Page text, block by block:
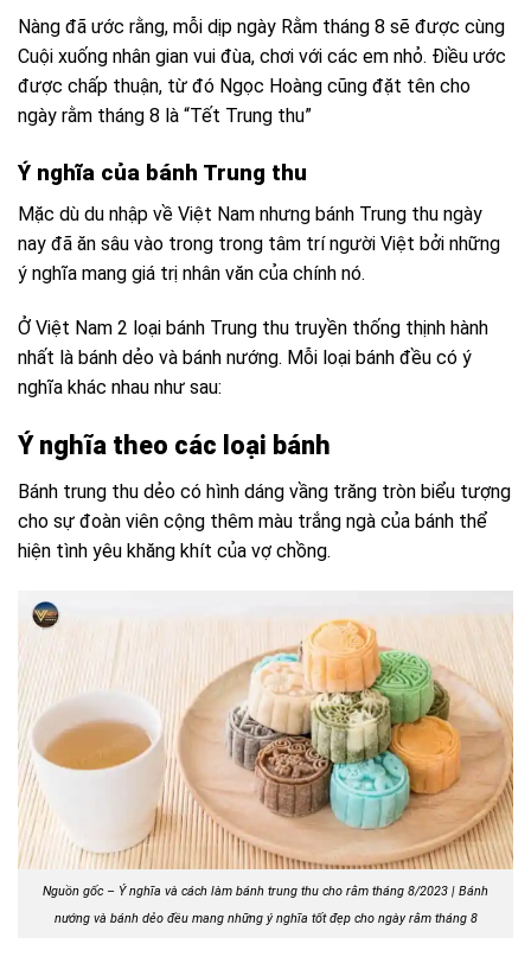
Nàng đã ước rằng, mỗi dịp ngày Rằm tháng 8 sẽ được cùng
Cuội xuống nhân gian vui đùa, chơi với các em nhỏ. Điều ước
được chấp thuận, từ đó Ngọc Hoàng cũng đặt tên cho
ngày rằm tháng 8 là “Tết Trung thu”
Ý nghĩa của bánh Trung thu
Mặc dù du nhập về Việt Nam nhưng bánh Trung thu ngày
nay đã ăn sâu vào trong trong tâm trí người Việt bởi những
ý nghĩa mang giá trị nhân văn của chính nó.
Ở Việt Nam 2 loại bánh Trung thu truyền thống thịnh hành
nhất là bánh dẻo và bánh nướng. Mỗi loại bánh đều có ý
nghĩa khác nhau như sau:
Ý nghĩa theo các loại bánh
Bánh trung thu dẻo có hình dáng vầng trăng tròn biểu tượng
cho sự đoàn viên cộng thêm màu trắng ngà của bánh thể
hiện tình yêu khăng khít của vợ chồng.
Nguồn gốc – Ý nghĩa và cách làm bánh trung thu cho rằm tháng 8/2023 | Bánh
nướng và bánh dẻo đều mang những ý nghĩa tốt đẹp cho ngày rằm tháng 8